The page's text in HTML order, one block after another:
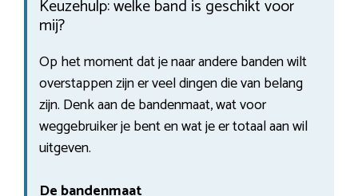
Keuzehulp: welke band is geschikt voor
mij?
Op het moment dat je naar andere banden wilt
overstappen zijn er veel dingen die van belang
zijn. Denk aan de bandenmaat, wat voor
weggebruiker je bent en wat je er totaal aan wil
uitgeven.
De bandenmaat